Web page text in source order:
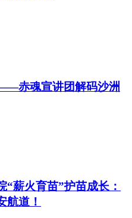
赤魂宣讲团解码沙洲
“薪火育苗”护苗成长：
航道！